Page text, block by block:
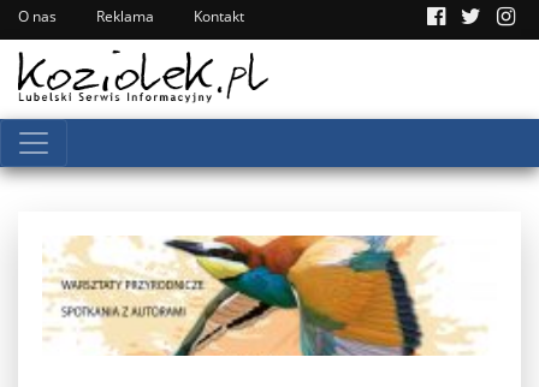
O nas Reklama Kontakt